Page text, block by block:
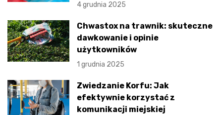
4 grudnia 2025
Chwastox na trawnik: skuteczne
dawkowanie i opinie
użytkowników
1 grudnia 2025
Zwiedzanie Korfu: Jak
efektywnie korzystać z
komunikacji miejskiej